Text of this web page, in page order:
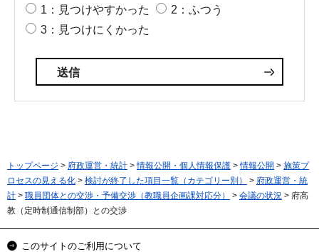
1：見つけやすかった
2：ふつう
3：見つけにくかった
トップページ > 府政運営・統計 >情報公開・個人情報保護 >情報公開 > 施策プ
ロセスの見える化 > 検討が終了した項目一覧（カテゴリー別） > 府政運営・統
計 > 職員団体との交渉・予備交渉（教職員企画課対応分） > 会議の状況 > 府高
教（定時制通信制部）との交渉
このサイトのご利用について